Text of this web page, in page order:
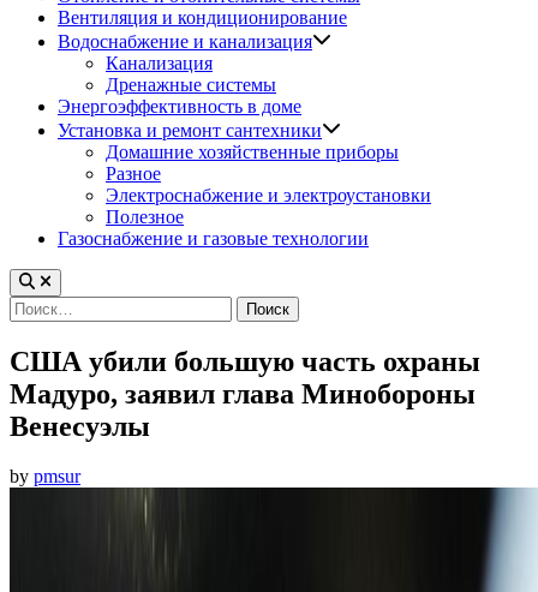
Вентиляция и кондиционирование
Водоснабжение и канализация
Канализация
Дренажные системы
Энергоэффективность в доме
Установка и ремонт сантехники
Домашние хозяйственные приборы
Разное
Электроснабжение и электроустановки
Полезное
Газоснабжение и газовые технологии
Найти:
США убили большую часть охраны
Мадуро, заявил глава Минобороны
Венесуэлы
by pmsur